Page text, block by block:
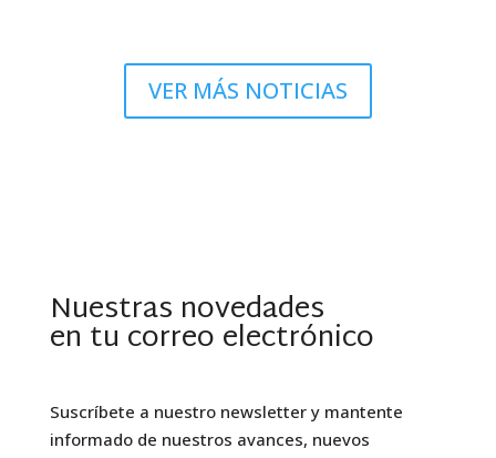
VER MÁS NOTICIAS
Nuestras novedades
en tu correo electrónico
Suscríbete a nuestro newsletter y mantente
informado de nuestros avances, nuevos